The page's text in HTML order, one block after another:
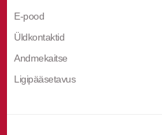
E-pood
Üldkontaktid
Andmekaitse
Ligipääsetavus